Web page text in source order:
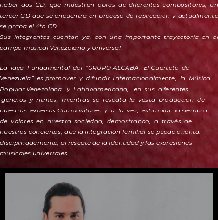
haber dos CD, que muestran obras de diferentes compositores, un
tercer CD que se encuentra en proceso de replicación y actualmente
se graba el 4to CD.
Sus integrantes cuentan ya, con una importante trayectoria en el
campo musical Venezolano y Universal.
La idea Fundamental del “GRUPO ALCABA, El Cuarteto de
Venezuela” es promover y difundir Internacionalmente, la Música
Popular Venezolana y Latinoamericana, en sus diferentes
géneros y ritmos, mientras se rescata la vasta producción de
nuestros excelsos Compositores y a la vez, estimular la siembra
de valores en nuestra sociedad, demostrando, a través de
nuestros conciertos, que la integración familiar se puede orientar
disciplinadamente, al rescate de la Identidad y las expresiones
musicales universales.